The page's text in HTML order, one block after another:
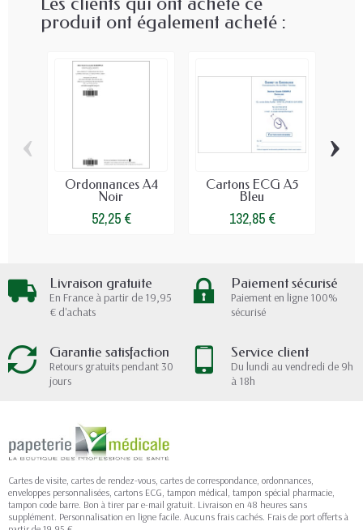
produit ont également acheté :
Ordonnances A4
Noir
52,25 €
Cartons ECG A5
Bleu
132,85 €
‹ ›
Livraison gratuite
En France à partir de 19,95
€ d'achats
Paiement sécurisé
Paiement en ligne 100%
sécurisé
Garantie satisfaction
Retours gratuits pendant 30
jours
Service client
Du lundi au vendredi de 9h
à 18h
Cartes de visite, cartes de rendez-vous, cartes de correspondance, ordonnances,
enveloppes personnalisées, cartons ECG, tampon médical, tampon spécial pharmacie,
tampon code barre. Bon à tirer par e-mail gratuit. Livraison en 48 heures sans
supplément. Personnalisation en ligne facile. Aucuns frais cachés. Frais de port offerts à